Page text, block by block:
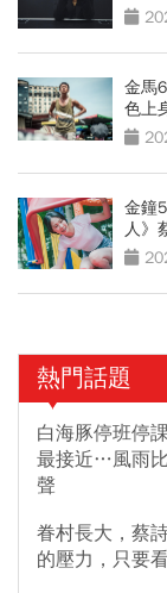
金馬
色上
金鐘
人》
熱門話題
白海豚停班停
最接近…風雨
聲
眷村長大，蔡
的壓力，只要